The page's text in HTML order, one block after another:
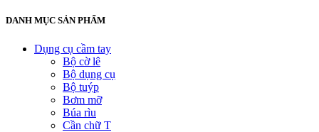
DANH MỤC SẢN PHẨM
Dụng cụ cầm tay
Bộ cờ lê
Bộ dụng cụ
Bộ tuýp
Bơm mỡ
Búa rìu
Cần chữ T